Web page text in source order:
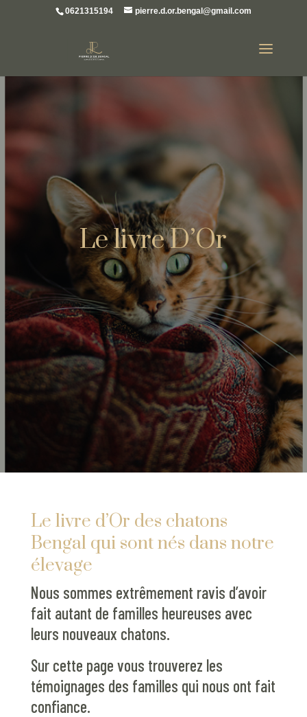
0621315194 pierre.d.or.bengal@gmail.com
Le livre D’Or
Le livre d’Or des chatons
Bengal qui sont nés dans notre
élevage
Nous sommes extrêmement ravis d’avoir
fait autant de familles heureuses avec
leurs nouveaux chatons.
Sur cette page vous trouverez les
témoignages des familles qui nous ont fait
confiance.